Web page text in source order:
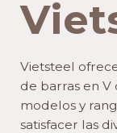
Vietsteel
de barras en
modelos y
satisfacer las